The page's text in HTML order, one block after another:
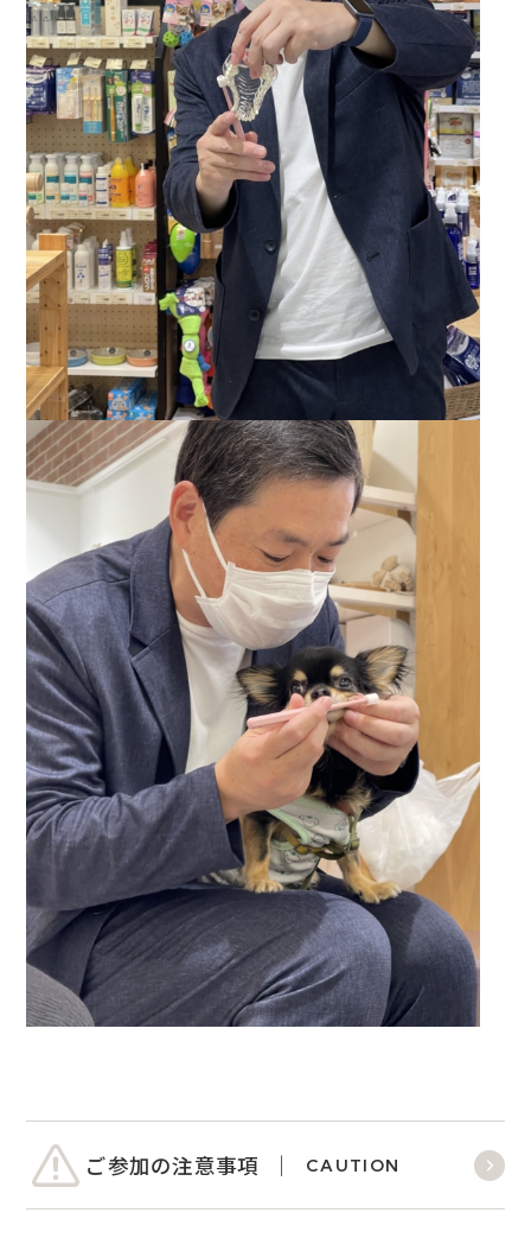
ご参加の注意事項 CAUTION